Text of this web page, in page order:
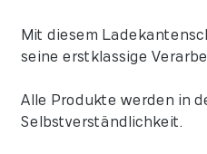
Mit diesem
seine erstklassige
Alle Produkte werden in
Selbstverständlichkeit.